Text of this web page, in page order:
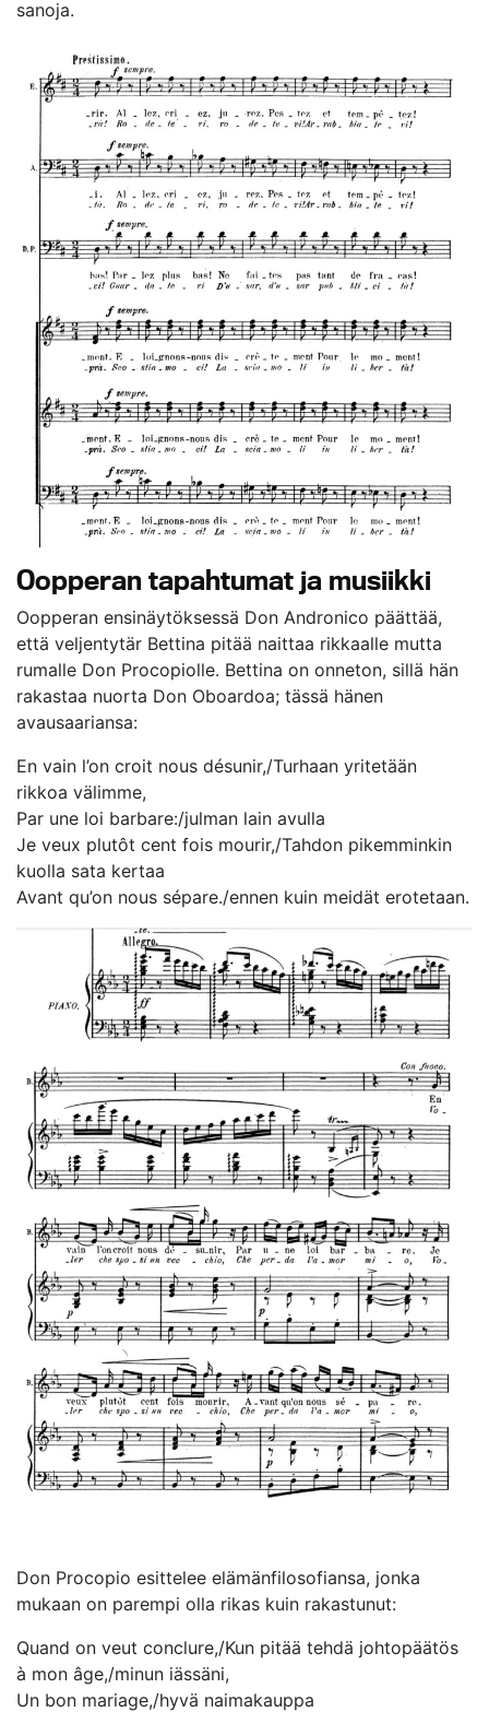
sanoja.
Oopperan tapahtumat ja musiikki
Oopperan ensinäytöksessä Don Andronico päättää,
että veljentytär Bettina pitää naittaa rikkaalle mutta
rumalle Don Procopiolle. Bettina on onneton, sillä hän
rakastaa nuorta Don Oboardoa; tässä hänen
avausaariansa:
En vain l’on croit nous désunir,/Turhaan yritetään
rikkoa välimme,
Par une loi barbare:/julman lain avulla
Je veux plutôt cent fois mourir,/Tahdon pikemminkin
kuolla sata kertaa
Avant qu’on nous sépare./ennen kuin meidät erotetaan.
Don Procopio esittelee elämänfilosofiansa, jonka
mukaan on parempi olla rikas kuin rakastunut:
Quand on veut conclure,/Kun pitää tehdä johtopäätös
à mon âge,/minun iässäni,
Un bon mariage,/hyvä naimakauppa